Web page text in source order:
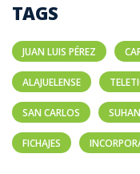
TAGS
JUAN LUIS PÉREZ
ALAJUELENSE
SAN CARLOS
FICHAJES